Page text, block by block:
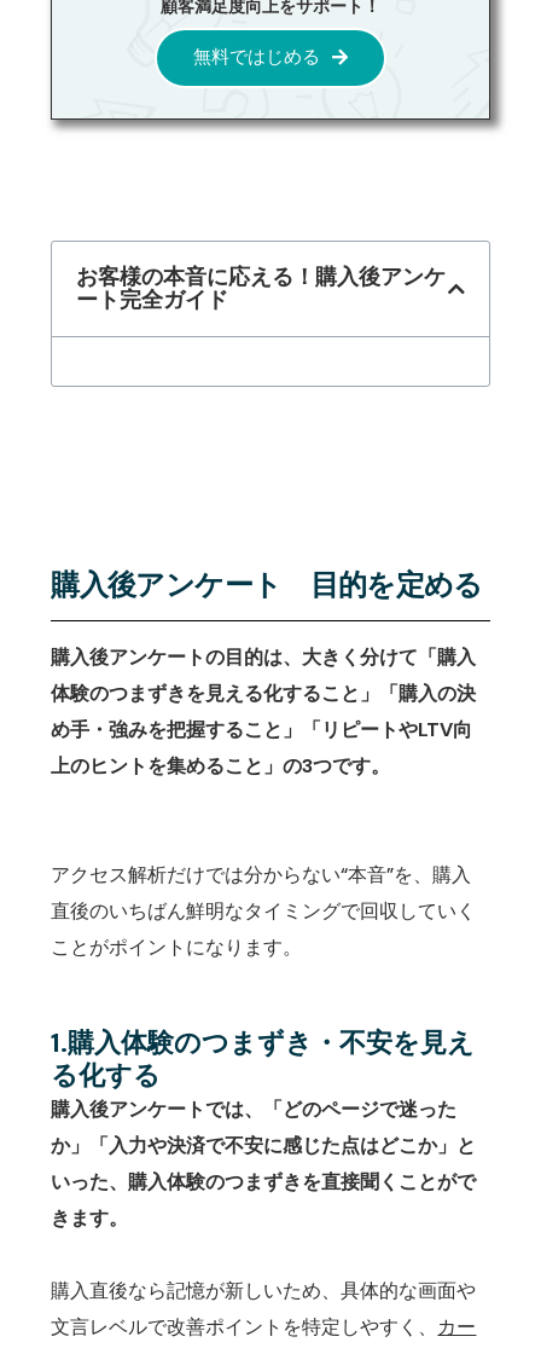
顧客満足度向上をサポート！
無料ではじめる
お客様の本音に応える！購入後アンケ
ート完全ガイド
購入後アンケート 目的を定める
購入後アンケートの目的は、大きく分けて「購入
体験のつまずきを見える化すること」「購入の決
め手・強みを把握すること」「リピートやLTV向
上のヒントを集めること」の3つです。
アクセス解析だけでは分からない“本音”を、購入
直後のいちばん鮮明なタイミングで回収していく
ことがポイントになります。
1.購入体験のつまずき・不安を見え
る化する
購入後アンケートでは、「どのページで迷った
か」「入力や決済で不安に感じた点はどこか」と
いった、購入体験のつまずきを直接聞くことがで
きます。
購入直後なら記憶が新しいため、具体的な画面や
文言レベルで改善ポイントを特定しやすく、 カー